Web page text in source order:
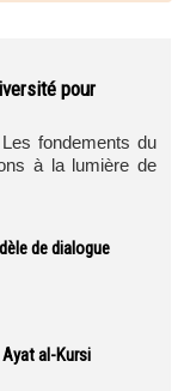
pour
fondements du
à la lumière de
de dialogue
al-Kursi